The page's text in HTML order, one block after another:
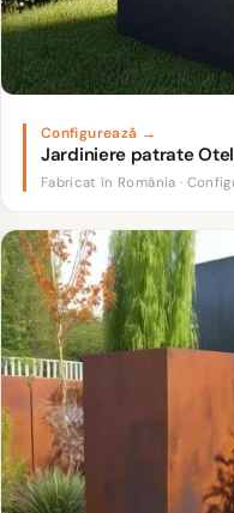
Jardiniere patrate Otel